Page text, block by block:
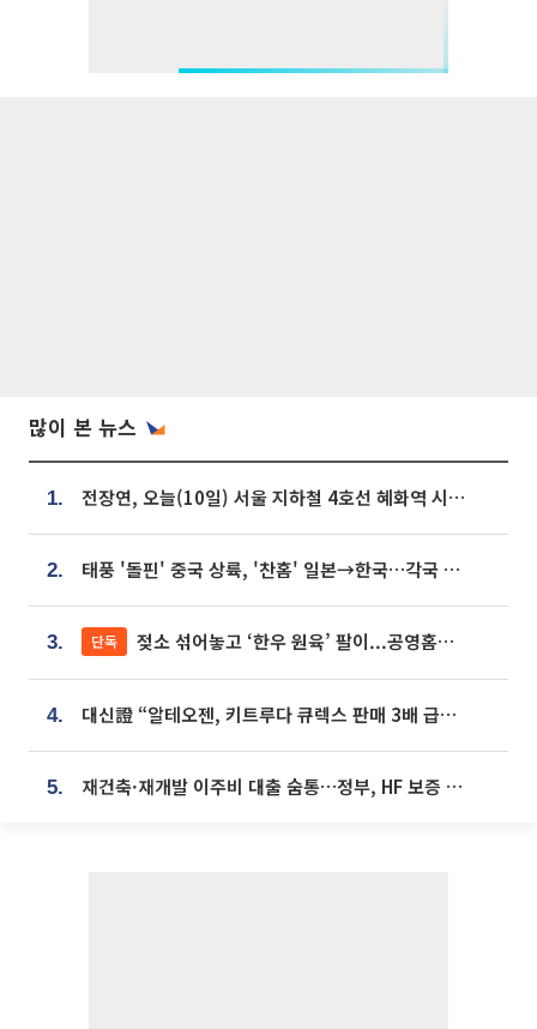
많이 본 뉴스
1. 전장연, 오늘(10일) 서울 지하철 4호선 혜화역 시위…1호선 용산역 무정차
2. 태풍 '돌핀' 중국 상륙, '찬홈' 일본→한국…각국 기상청 예상 경로는?
3. 단독 젖소 섞어놓고 ‘한우 원육’ 팔이...공영홈쇼핑 표기·검증 구멍
4. 대신證 “알테오젠, 키트루다 큐렉스 판매 3배 급증…목표가 41만원 상향”
5. 재건축·재개발 이주비 대출 숨통…정부, HF 보증 신설 추진